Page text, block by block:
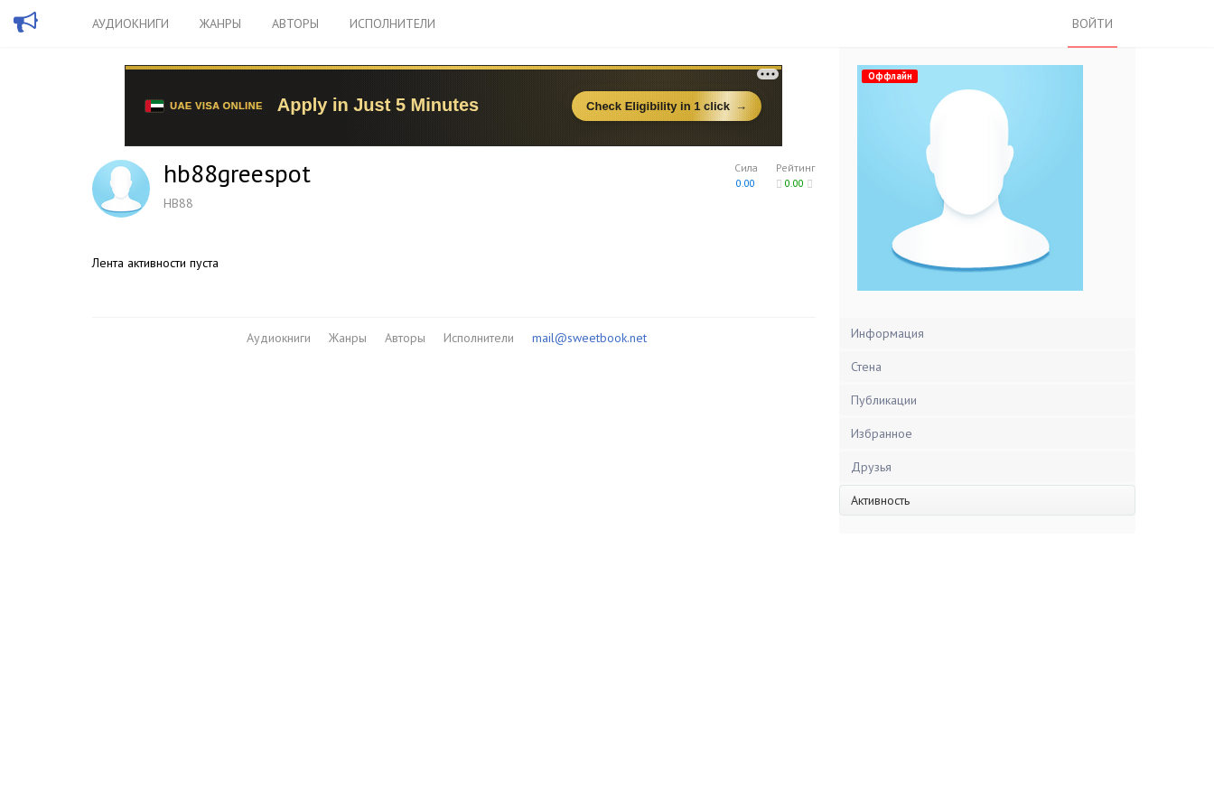
АУДИОКНИГИ ЖАНРЫ АВТОРЫ ИСПОЛНИТЕЛИ ВОЙТИ
Рейтинг
0.00
Сила
0.00
hb88greespot
HB88
Лента активности пуста
Аудиокниги Жанры Авторы Исполнители mail@sweetbook.net
Оффлайн
Информация
Стена
Публикации
Избранное
Друзья
Активность